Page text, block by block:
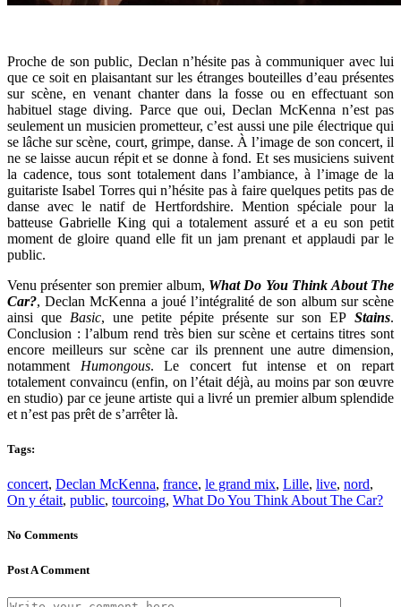
Proche de son public, Declan n’hésite pas à communiquer avec lui
que ce soit en plaisantant sur les étranges bouteilles d’eau présentes
sur scène, en venant chanter dans la fosse ou en effectuant son
habituel stage diving. Parce que oui, Declan McKenna n’est pas
seulement un musicien prometteur, c’est aussi une pile électrique qui
se lâche sur scène, court, grimpe, danse. À l’image de son concert, il
ne se laisse aucun répit et se donne à fond. Et ses musiciens suivent
la cadence, tous sont totalement dans l’ambiance, à l’image de la
guitariste Isabel Torres qui n’hésite pas à faire quelques petits pas de
danse avec le natif de Hertfordshire. Mention spéciale pour la
batteuse Gabrielle King qui a totalement assuré et a eu son petit
moment de gloire quand elle fit un jam prenant et applaudi par le
public.
Venu présenter son premier album, What Do You Think About The
Car?, Declan McKenna a joué l’intégralité de son album sur scène
ainsi que Basic, une petite pépite présente sur son EP Stains.
Conclusion : l’album rend très bien sur scène et certains titres sont
encore meilleurs sur scène car ils prennent une autre dimension,
notamment Humongous. Le concert fut intense et on repart
totalement convaincu (enfin, on l’était déjà, au moins par son œuvre
en studio) par ce jeune artiste qui a livré un premier album splendide
et n’est pas prêt de s’arrêter là.
Tags:
concert, Declan McKenna, france, le grand mix, Lille, live, nord,
On y était, public, tourcoing, What Do You Think About The Car?
No Comments
Post A Comment